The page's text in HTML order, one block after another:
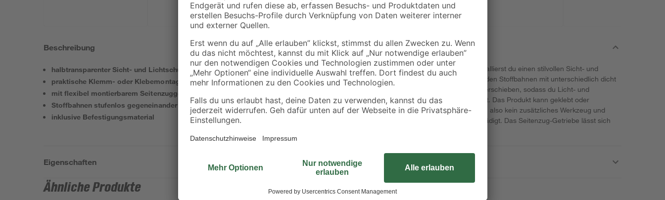
Beschreibung
halbtransparenter Sicht- und Lichtschutz
praktische Klemm- oder Klebemontage ohne Bohren und Schrauben
mit flexibel montierbarem Seitenzuggetriebe
Stoffbahnen stufenlos gegeneinander verschiebbar
inklusive Befestigungsmaterial
Mit diesem Easyfix Doppelrollo von Gardinia installierst du einen stilvollen Sicht- und
Lichtschutz mit ansprechendem Design. Die beiden Stoffbahnen mit unterschiedlich dicht
gewebten Streifen lassen sich gegeneinander verschieben, sodass du Licht- und
Sichteinfall immer nach Bedarf regulieren kannst. Das Produkt kann geklebt oder
geklemmt werden - für die Montage benötigst du also kein zusätzliches Werkzeug und
Fenster und Wand bzw. Decke bleiben unbeschädigt. Das Seitenzug-Getriebe lässt sich
Eigenschaften
Ähnliche Produkte